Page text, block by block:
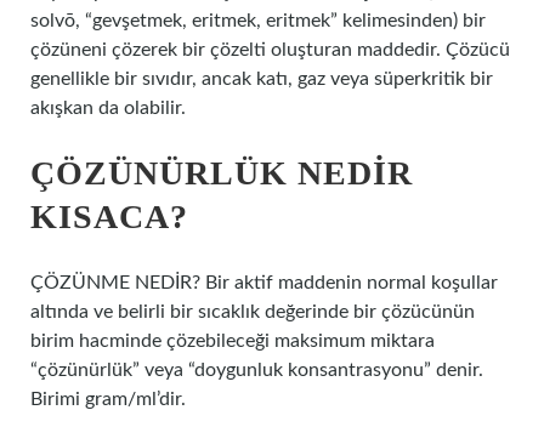
solvō, “gevşetmek, eritmek, eritmek” kelimesinden) bir
çözüneni çözerek bir çözelti oluşturan maddedir. Çözücü
genellikle bir sıvıdır, ancak katı, gaz veya süperkritik bir
akışkan da olabilir.
ÇÖZÜNÜRLÜK NEDIR
KISACA?
ÇÖZÜNME NEDİR? Bir aktif maddenin normal koşullar
altında ve belirli bir sıcaklık değerinde bir çözücünün
birim hacminde çözebileceği maksimum miktara
“çözünürlük” veya “doygunluk konsantrasyonu” denir.
Birimi gram/ml’dir.